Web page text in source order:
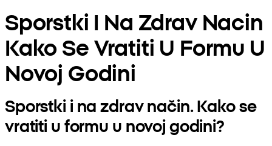
Sporstki I Na Zdrav Nacin
Kako Se Vratiti U Formu U
Novoj Godini
Sporstki i na zdrav način. Kako se
vratiti u formu u novoj godini?